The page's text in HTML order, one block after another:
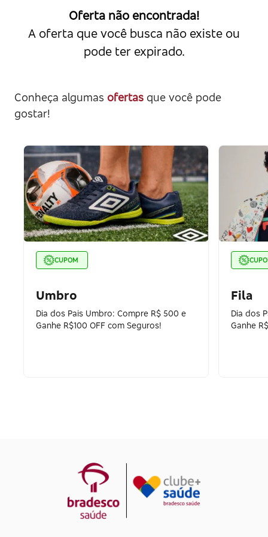
Oferta não encontrada!
A oferta que você busca não existe ou
pode ter expirado.
Conheça algumas ofertas que você pode
gostar!
CUPOM
Umbro
Dia dos Pais Umbro: Compre R$ 500 e
Ganhe R$100 OFF com Seguros!
Fila
Dia dos
Ganhe